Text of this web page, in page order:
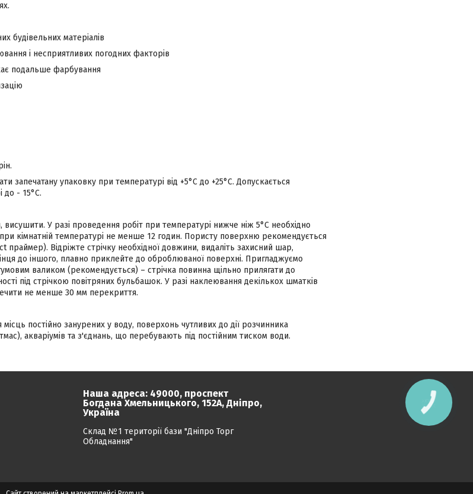
будівельних матеріалів
і несприятливих погодних факторів
подальше фарбування
запечатану упаковку при температурі від +5°С до +25°С. Допускається
до - 15°С.
У разі проведення робіт при температурі нижче ніж 5°С необхідно
кімнатній температурі не менше 12 годин. Пористу поверхню рекомендується
праймер). Відріжте стрічку необхідної довжини, видаліть захисний шар,
до іншого, плавно приклейте до оброблюваної поверхні. Пригладжуємо
валиком (рекомендується) – стрічка повинна щільно прилягати до
під стрічкою повітряних бульбашок. У разі наклеювання декількох шматків
не менше 30 мм перекриття.
постійно занурених у воду, поверхонь чутливих до дії розчинника
акваріумів та з'єднань, що перебувають під постійним тиском води.
Наша адреса: 49000, проспект
Богдана Хмельницького, 152А, Дніпро,
Україна
Склад №1 території бази "Дніпро Торг
Обладнання"
КНОПКА
ЗВ'ЯЗКУ